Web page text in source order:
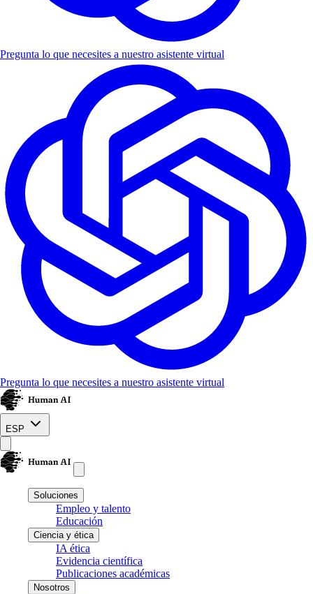
Pregunta lo que necesites a nuestro asistente virtual
Pregunta lo que necesites a nuestro asistente virtual
ESP
Soluciones
Empleo y talento
Educación
Ciencia y ética
IA ética
Evidencia científica
Publicaciones académicas
Nosotros